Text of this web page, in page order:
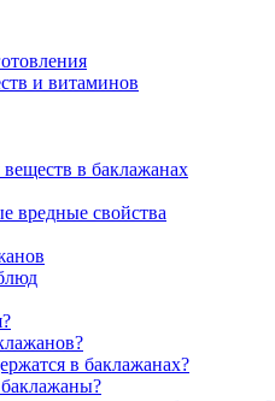
и витаминов
в баклажанах
вредные свойства
в баклажанах?